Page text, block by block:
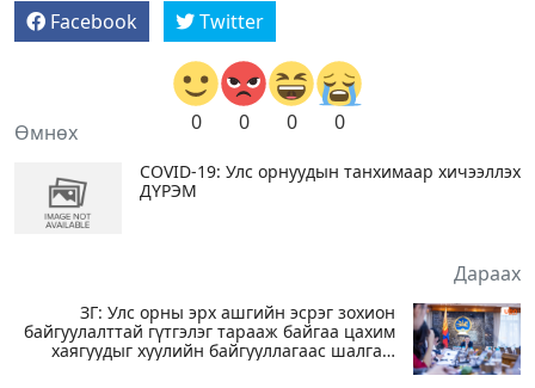
Facebook Twitter
0 0 0 0
Өмнөх
COVID-19: Улс орнуудын танхимаар хичээллэх
ДҮРЭМ
Дараах
ЗГ: Улс орны эрх ашгийн эсрэг зохион
байгуулалттай гүтгэлэг тарааж байгаа цахим
хаягуудыг хуулийн байгууллагаас шалгаж